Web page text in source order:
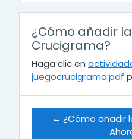
¿Cómo añadir
Crucigrama?
Haga clic en
juegocrucigrama.pdf
← ¿Cómo añadir